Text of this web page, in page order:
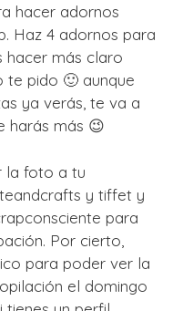
hacer adornos
Haz 4 adornos para
hacer más claro
te pido 🙂 aunque
ya verás, te va a
harás más 😉
la foto a tu
y tiffet y
para
Por cierto,
para poder ver la
el domingo